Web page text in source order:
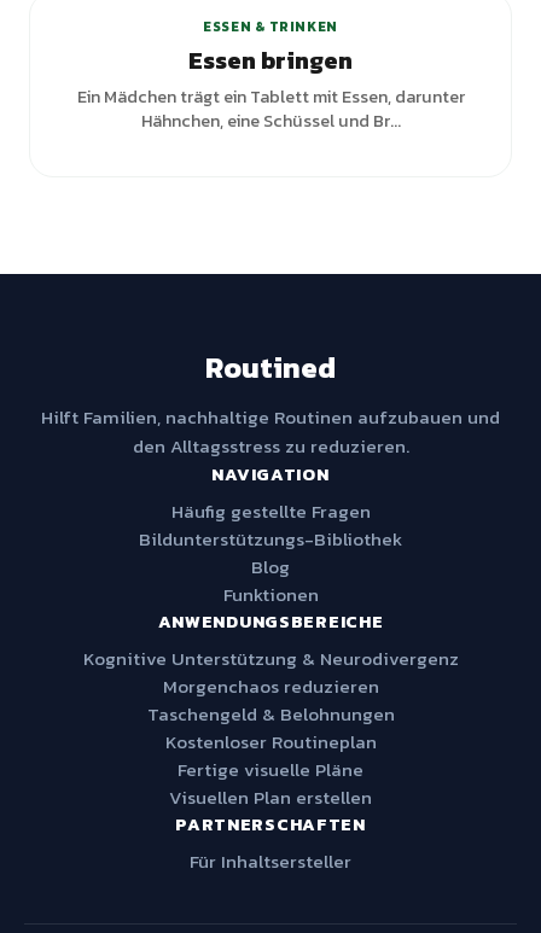
ESSEN & TRINKEN
Essen bringen
Ein Mädchen trägt ein Tablett mit Essen, darunter
Hähnchen, eine Schüssel und Br...
Routined
Hilft Familien, nachhaltige Routinen aufzubauen und
den Alltagsstress zu reduzieren.
NAVIGATION
Häufig gestellte Fragen
Bildunterstützungs-Bibliothek
Blog
Funktionen
ANWENDUNGSBEREICHE
Kognitive Unterstützung & Neurodivergenz
Morgenchaos reduzieren
Taschengeld & Belohnungen
Kostenloser Routineplan
Fertige visuelle Pläne
Visuellen Plan erstellen
PARTNERSCHAFTEN
Für Inhaltsersteller